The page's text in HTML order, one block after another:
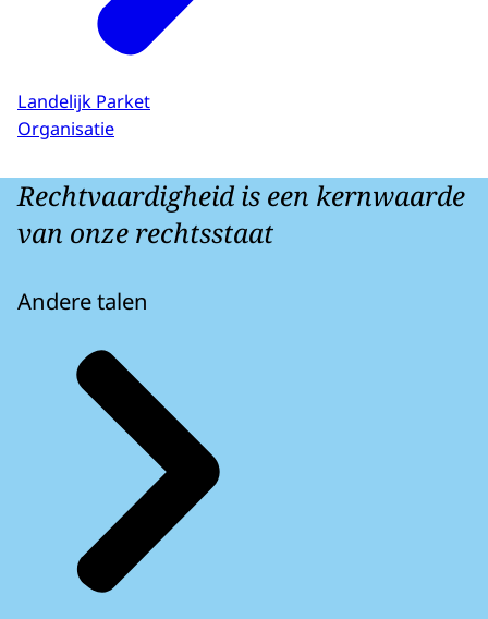
Landelijk Parket
Organisatie
Rechtvaardigheid is een kernwaarde
van onze rechtsstaat
Andere talen